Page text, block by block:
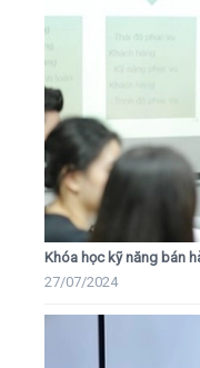
Khóa học kỹ năng bán
27/07/2024